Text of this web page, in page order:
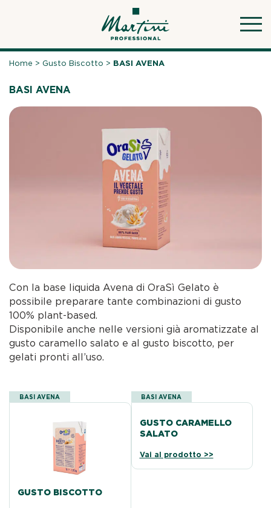
Home > Gusto Biscotto > BASI AVENA
BASI AVENA
Con la base liquida Avena di OraSì Gelato è
possibile preparare tante combinazioni di gusto
100% plant-based.
Disponibile anche nelle versioni già aromatizzate al
gusto caramello salato e al gusto biscotto, per
gelati pronti all’uso.
BASI AVENA
GUSTO BISCOTTO
BASI AVENA
GUSTO CARAMELLO
SALATO
Vai al prodotto >>